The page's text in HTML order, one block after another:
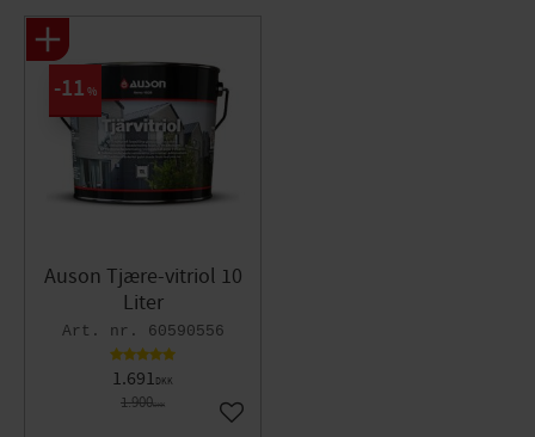
Auson Tjære-vitriol 10
Liter
60590556
1.691DKK
1.900DKK
11 %
Gem som favorit